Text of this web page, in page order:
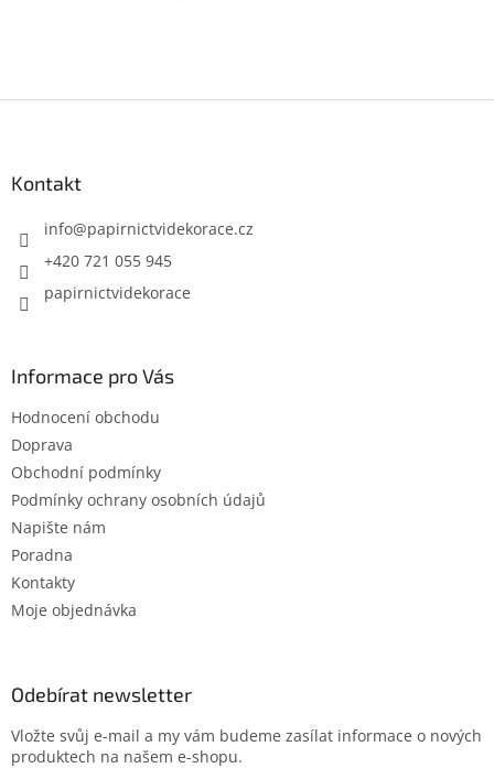
p
Kontakt
info@papirnictvidekorace.cz
+420 721 055 945
papirnictvidekorace
Informace pro Vás
Hodnocení obchodu
Doprava
Obchodní podmínky
Podmínky ochrany osobních údajů
Napište nám
Poradna
Kontakty
Moje objednávka
Odebírat newsletter
Vložte svůj e-mail a my vám budeme zasílat informace o nových
produktech na našem e-shopu.